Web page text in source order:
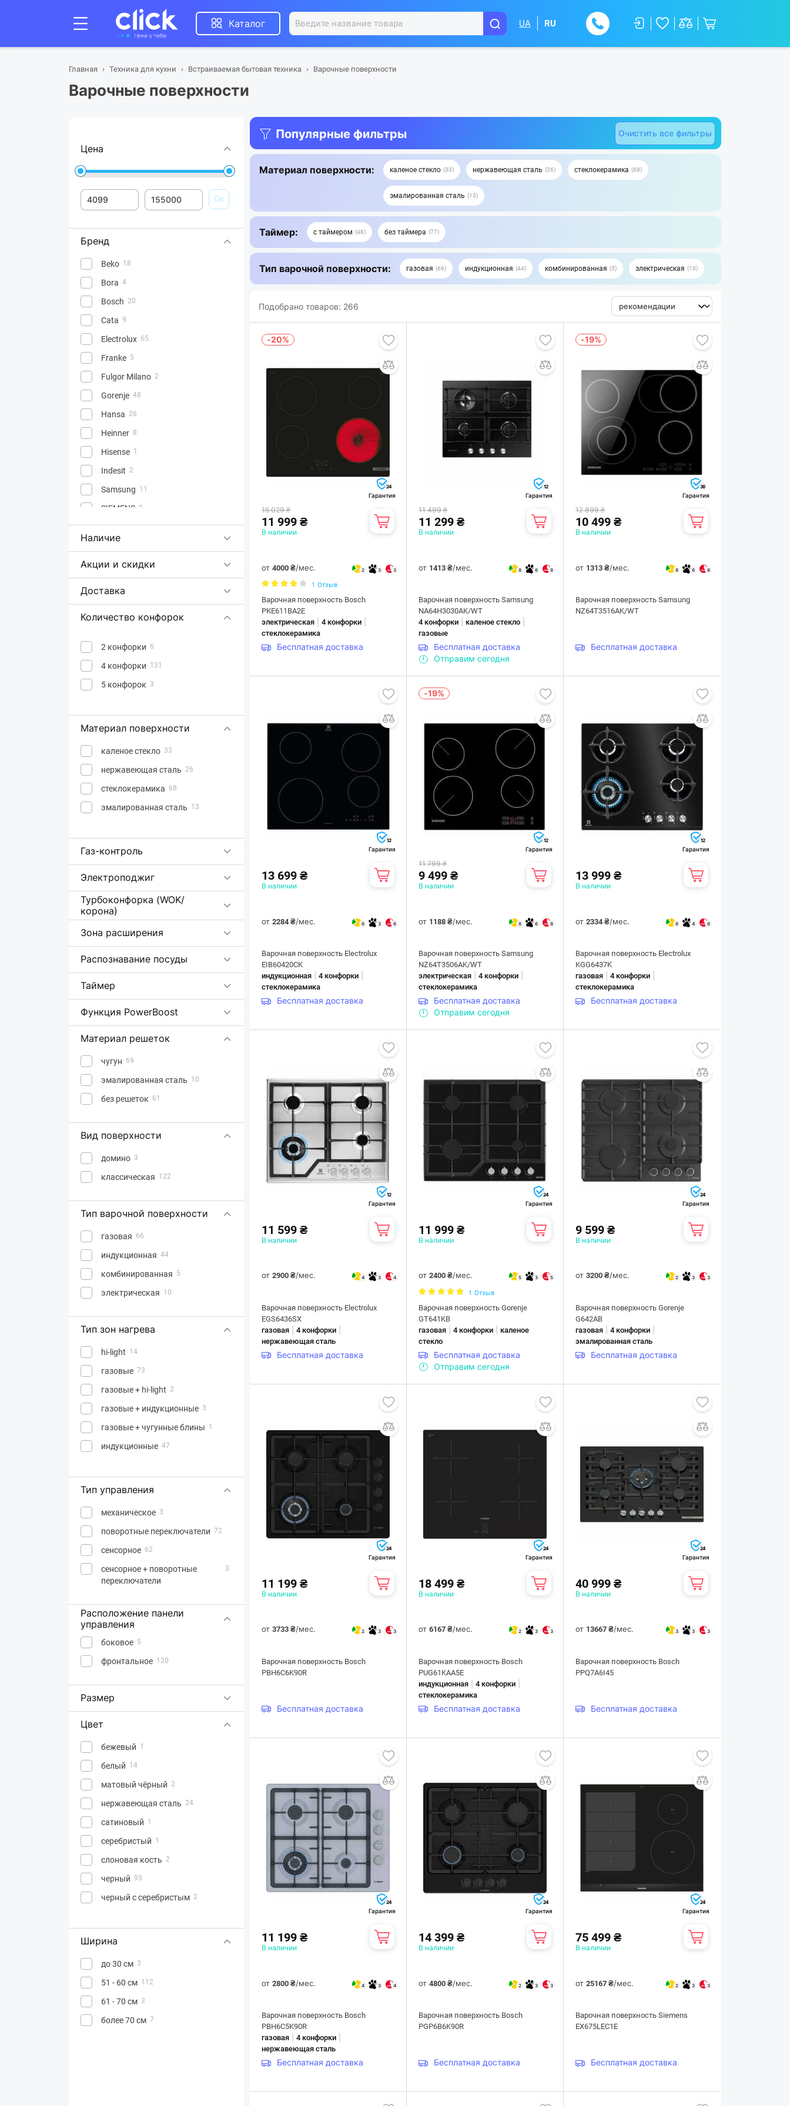
Каталог UA RU
Главная Техника для кухни Встраиваемая бытовая техника Варочные поверхности
Варочные поверхности
Цена
Ок
Бренд
Beko 18
Bora 4
Bosch 20
Cata 9
Electrolux 65
Franke 5
Fulgor Milano 2
Gorenje 48
Hansa 26
Heinner 8
Hisense 1
Indesit 2
Samsung 11
SIEMENS 9
Vestel 6
Whirlpool 29
Наличие
Акции и скидки
Доставка
Количество конфорок
2 конфорки 6
4 конфорки 131
5 конфорок 3
Материал поверхности
каленое стекло 33
нержавеющая сталь 26
стеклокерамика 68
эмалированная сталь 13
Газ-контроль
Электроподжиг
Турбоконфорка (WOK/
корона)
Зона расширения
Распознавание посуды
Таймер
Функция PowerBoost
Материал решеток
чугун 69
эмалированная сталь 10
без решеток 61
Вид поверхности
домино 3
классическая 122
Тип варочной поверхности
газовая 66
индукционная 44
комбинированная 5
электрическая 10
Тип зон нагрева
hi-light 14
газовые 73
газовые + hi-light 2
газовые + индукционные 3
газовые + чугунные блины 1
индукционные 47
Тип управления
механическое 3
поворотные переключатели 72
сенсорное 62
сенсорное + поворотные
переключатели
3
Расположение панели
управления
боковое 5
фронтальное 120
Размер
Цвет
бежевый 1
белый 14
матовый чёрный 2
нержавеющая сталь 24
сатиновый 1
серебристый 1
слоновая кость 2
черный 93
черный с серебристым 2
Ширина
до 30 см 3
51 - 60 см 112
61 - 70 см 3
более 70 см 7
Популярные фильтры Очистить все фильтры
Материал поверхности: каленое стекло 33 нержавеющая сталь 26 стеклокерамика 68
эмалированная сталь 13
Таймер: с таймером 48 без таймера 77
Тип варочной поверхности: газовая 66 индукционная 44 комбинированная 5 электрическая 10
Подобрано товаров: 266
-20%
24
Гарантия
15 029 ₴
11 999 ₴
В наличии
от 4000 ₴/мес. 2 3 3
1 Отзыв
Варочная поверхность Bosch
PKE611BA2E
электрическая
4 конфорки
стеклокерамика
Бесплатная доставка
12
Гарантия
11 499 ₴
11 299 ₴
В наличии
от 1413 ₴/мес. 8 6 8
Варочная поверхность Samsung
NA64H3030AK/WT
4 конфорки
каленое стекло
газовые
Бесплатная доставка
Отправим сегодня
-19%
36
Гарантия
12 899 ₴
10 499 ₴
В наличии
от 1313 ₴/мес. 8 6 8
Варочная поверхность Samsung
NZ64T3516AK/WT
Бесплатная доставка
12
Гарантия
13 699 ₴
В наличии
от 2284 ₴/мес. 6 3 6
Варочная поверхность Electrolux
EIB60420CK
индукционная
4 конфорки
стеклокерамика
Бесплатная доставка
-19%
12
Гарантия
11 799 ₴
9 499 ₴
В наличии
от 1188 ₴/мес. 8 6 8
Варочная поверхность Samsung
NZ64T3506AK/WT
электрическая |4 конфорки
стеклокерамика
Бесплатная доставка
Отправим сегодня
12
Гарантия
13 999 ₴
В наличии
от2334 ₴/мес. 6 4 6
Варочная поверхность Electrolux
KGG6437K
газовая |4 конфорки
стеклокерамика
Бесплатная доставка
12
Гарантия
11 599 ₴
В наличии
от 2900 ₴/мес. 4 3 4
Варочная поверхность Electrolux
EGS6436SX
газовая
4 конфорки
нержавеющая сталь
Бесплатная доставка
24
Гарантия
11 999 ₴
В наличии
от2400 ₴/мес. 5 3 5
1 Отзыв
Варочная поверхность Gorenje
GT641KB
газовая |4 конфорки
каленое
стекло
Бесплатная доставка
Отправим сегодня
24
Гарантия
9 599 ₴
В наличии
от3200 ₴/мес. 2 3 3
Варочная поверхность Gorenje
G642AB
газовая |4 конфорки
эмалированная сталь
Бесплатная доставка
24
Гарантия
11 199 ₴
В наличии
от 3733 ₴/мес. 2 3 3
Варочная поверхность Bosch
PBH6C6K90R
Бесплатная доставка
24
Гарантия
18 499 ₴
В наличии
от6167 ₴/мес. 2 3 3
Варочная поверхность Bosch
PUG61KAA5E
индукционная |4 конфорки
стеклокерамика
Бесплатная доставка
24
Гарантия
40 999 ₴
В наличии
от 13667 ₴/мес. 3 3 3
Варочная поверхность Bosch
PPQ7A6I45
Бесплатная доставка
24
Гарантия
11 199 ₴
В наличии
от 2800 ₴/мес. 4 3 4
Варочная поверхность Bosch
PBH6C5K90R
газовая
4 конфорки
нержавеющая сталь
Бесплатная доставка
24
Гарантия
14 399 ₴
В наличии
от4800 ₴/мес. 2 3 3
Варочная поверхность Bosch
PGP6B6K90R
Бесплатная доставка
24
Гарантия
75 499 ₴
В наличии
от25167 ₴/мес. 2 3 3
Варочная поверхность Siemens
EX675LEC1E
Бесплатная доставка